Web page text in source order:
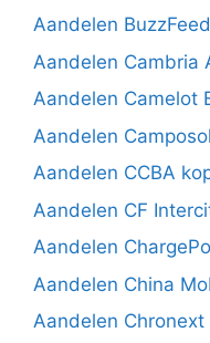
Aandelen
Aandelen Cambria
Aandelen Camelot
Aandelen
Aandelen CCBA
Aandelen CF
Aandelen
Aandelen China
Aandelen Chronext